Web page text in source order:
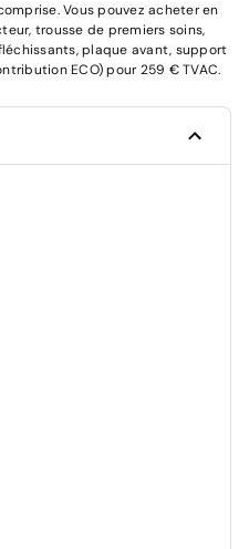
Vous pouvez acheter en
trousse de premiers soins,
plaque avant, support
ECO) pour 259 € TVAC.